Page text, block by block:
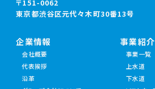
〒151-0062
東京都渋谷区元代々木町30番13号
企業情報
会社概要
代表挨拶
沿革
事業紹介
事業一覧
上水道
下水道